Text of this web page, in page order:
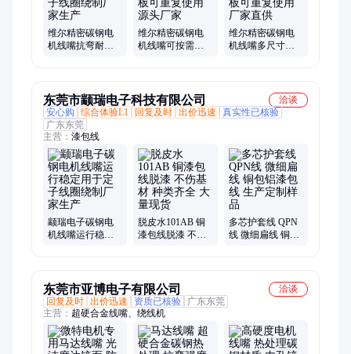
维尔精密碳钢电
机线嘴抗弯耐磨
维尔精密碳钢电
机线嘴可按需定
维尔精密碳钢电
机线嘴多尺寸可
东莞市颛瑞电子科技有限公司
洽谈
安心购
综合体验L1 回复及时 出价迅速
真实性已核验
广东东莞
主营： 漆包线
颛瑞电子碳钢电
机线嘴运行稳定
脱皮水101AB 铜
漆包线脱漆 不伤
多芯护套线 QPN
线 微细扁线 铜包
东莞市亚博电子有限公司
洽谈
回复及时 出价迅速 资质已核验
广东东莞
主营： 超硬合金线嘴、绕线机